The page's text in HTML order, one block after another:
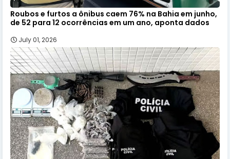
Roubos e furtos a ônibus caem 76% na Bahia em junho,
de 52 para 12 ocorrências em um ano, aponta dados
July 01, 2026